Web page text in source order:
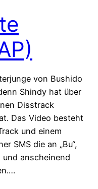
von Bushido
Shindy hat über
Disstrack
Das Video besteht
und einem
SMS die an „Bu“,
anscheinend